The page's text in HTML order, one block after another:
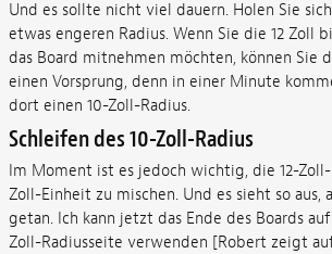
Und es sollte nicht viel dauern. Holen Sie
etwas engeren Radius. Wenn Sie die 12 Zoll
das Board mitnehmen möchten, können Sie
einen Vorsprung, denn in einer Minute
dort einen 10-Zoll-Radius.
Schleifen des 10-Zoll-Radius
Im Moment ist es jedoch wichtig, die 12-
Zoll-Einheit zu mischen. Und es sieht so aus,
getan. Ich kann jetzt das Ende des Boards
Zoll-Radiusseite verwenden [Robert zeigt